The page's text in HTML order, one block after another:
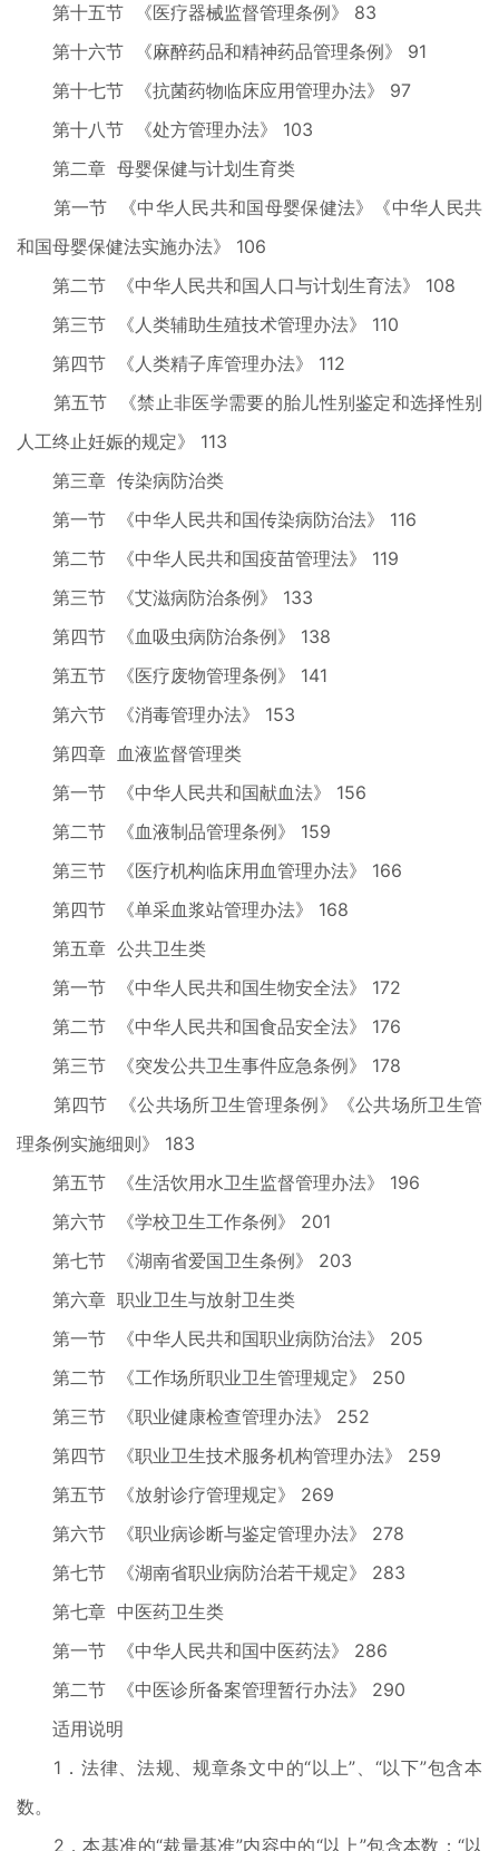
第十五节 《医疗器械监督管理条例》 83
第十六节 《麻醉药品和精神药品管理条例》 91
第十七节 《抗菌药物临床应用管理办法》 97
第十八节 《处方管理办法》 103
第二章 母婴保健与计划生育类
第一节 《中华人民共和国母婴保健法》《中华人民共
和国母婴保健法实施办法》 106
第二节 《中华人民共和国人口与计划生育法》 108
第三节 《人类辅助生殖技术管理办法》 110
第四节 《人类精子库管理办法》 112
第五节 《禁止非医学需要的胎儿性别鉴定和选择性别
人工终止妊娠的规定》 113
第三章 传染病防治类
第一节 《中华人民共和国传染病防治法》 116
第二节 《中华人民共和国疫苗管理法》 119
第三节 《艾滋病防治条例》 133
第四节 《血吸虫病防治条例》 138
第五节 《医疗废物管理条例》 141
第六节 《消毒管理办法》 153
第四章 血液监督管理类
第一节 《中华人民共和国献血法》 156
第二节 《血液制品管理条例》 159
第三节 《医疗机构临床用血管理办法》 166
第四节 《单采血浆站管理办法》 168
第五章 公共卫生类
第一节 《中华人民共和国生物安全法》 172
第二节 《中华人民共和国食品安全法》 176
第三节 《突发公共卫生事件应急条例》 178
第四节 《公共场所卫生管理条例》《公共场所卫生管
理条例实施细则》 183
第五节 《生活饮用水卫生监督管理办法》 196
第六节 《学校卫生工作条例》 201
第七节 《湖南省爱国卫生条例》 203
第六章 职业卫生与放射卫生类
第一节 《中华人民共和国职业病防治法》 205
第二节 《工作场所职业卫生管理规定》 250
第三节 《职业健康检查管理办法》 252
第四节 《职业卫生技术服务机构管理办法》 259
第五节 《放射诊疗管理规定》 269
第六节 《职业病诊断与鉴定管理办法》 278
第七节 《湖南省职业病防治若干规定》 283
第七章 中医药卫生类
第一节 《中华人民共和国中医药法》 286
第二节 《中医诊所备案管理暂行办法》 290
适用说明
1．法律、法规、规章条文中的“以上”、“以下”包含本
数。
2．本基准的“裁量基准”内容中的“以上”包含本数；“以